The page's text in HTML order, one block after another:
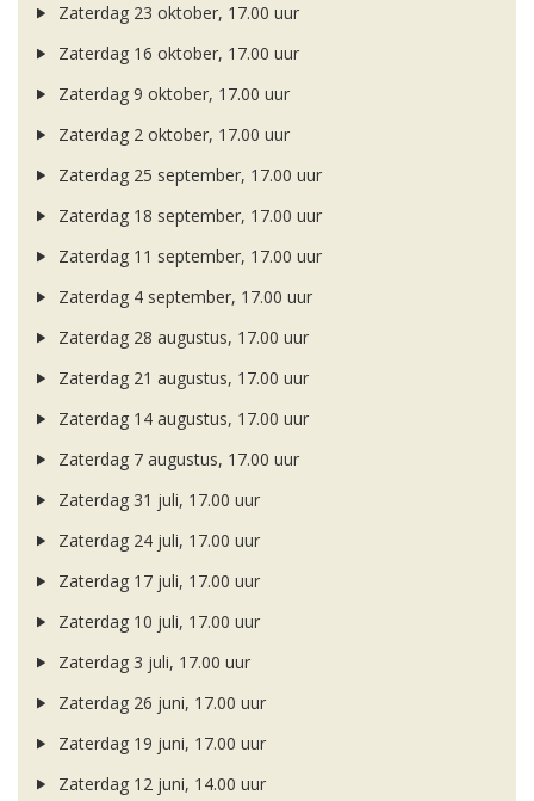
Zaterdag 23 oktober, 17.00 uur
Zaterdag 16 oktober, 17.00 uur
Zaterdag 9 oktober, 17.00 uur
Zaterdag 2 oktober, 17.00 uur
Zaterdag 25 september, 17.00 uur
Zaterdag 18 september, 17.00 uur
Zaterdag 11 september, 17.00 uur
Zaterdag 4 september, 17.00 uur
Zaterdag 28 augustus, 17.00 uur
Zaterdag 21 augustus, 17.00 uur
Zaterdag 14 augustus, 17.00 uur
Zaterdag 7 augustus, 17.00 uur
Zaterdag 31 juli, 17.00 uur
Zaterdag 24 juli, 17.00 uur
Zaterdag 17 juli, 17.00 uur
Zaterdag 10 juli, 17.00 uur
Zaterdag 3 juli, 17.00 uur
Zaterdag 26 juni, 17.00 uur
Zaterdag 19 juni, 17.00 uur
Zaterdag 12 juni, 14.00 uur